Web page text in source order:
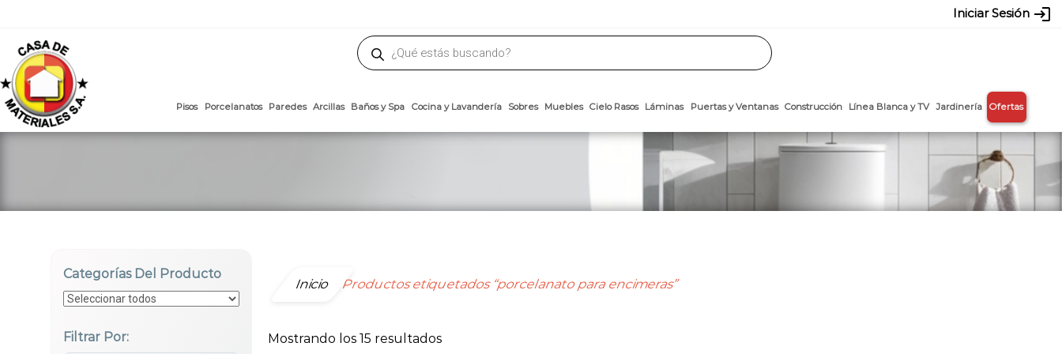
Iniciar Sesión login
de
productos
Línea Blanca y
Categorías Del Producto
Filtrar Por:
Inicio Productos etiquetados “porcelanato para encimeras”
Mostrando los 15 resultadosOrdenado